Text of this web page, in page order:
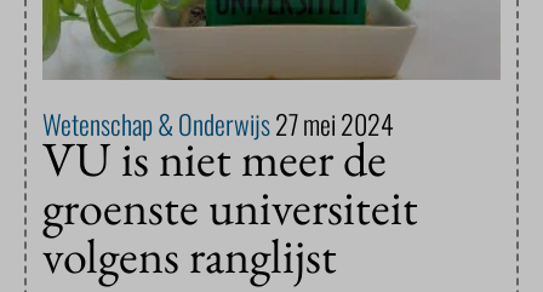
Wetenschap & Onderwijs27 mei 2024
VU is niet meer de
groenste universiteit
volgens ranglijst